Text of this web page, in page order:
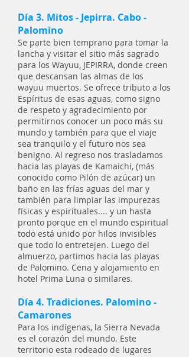
Día 3. Mitos - Jepirra. Cabo -
Palomino
Se parte bien temprano para tomar la
lancha y visitar el sitio más sagrado
para los Wayuu, JEPIRRA, donde creen
que descansan las almas de los
wayuu muertos. Se ofrece tributo a los
Espíritus de esas aguas, como signo
de respeto y agradecimiento por
permitirnos conocer un poco más su
mundo y también para que el viaje
sea tranquilo y el futuro nos sea
benigno. Al regreso nos trasladamos
hacia las playas de Kamaichi, (más
conocido como Pilón de azúcar) un
baño en las frías aguas del mar y
también para limpiar las impurezas
físicas y espirituales.... y un hasta
pronto porque en el mundo espiritual
todo está unido por hilos invisibles
que todo lo entretejen. Luego del
almuerzo, partimos hacia las playas
de Palomino. Cena y alojamiento en
hotel Prima Luna o similares.
Día 4. Tradiciones. Palomino -
Camarones
Para los indígenas, la Sierra Nevada
es el corazón del mundo. Este
territorio esta rodeado de lugares